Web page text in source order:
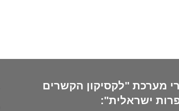
מערכת "לקסיקון הקשרים
ישראלית":